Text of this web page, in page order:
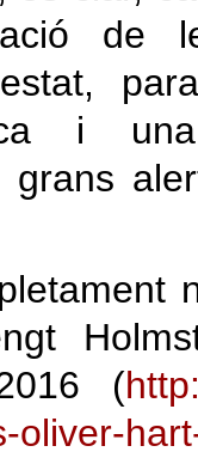
de
i
grans
(
oliver-